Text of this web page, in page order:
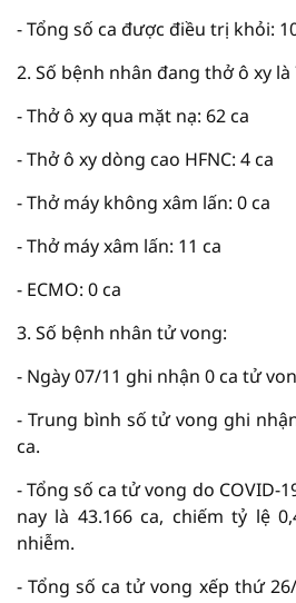
- Tổng số ca được điều trị khỏi:
2. Số bệnh nhân đang thở ô xy
- Thở ô xy qua mặt nạ: 62 ca
- Thở ô xy dòng cao HFNC: 4 ca
- Thở máy không xâm lấn: 0 ca
- Thở máy xâm lấn: 11 ca
- ECMO: 0 ca
3. Số bệnh nhân tử vong:
- Ngày 07/11 ghi nhận 0 ca tử
- Trung bình số tử vong ghi
ca.
- Tổng số ca tử vong do COVID-
nay là 43.166 ca, chiếm tỷ lệ
nhiễm.
- Tổng số ca tử vong xếp thứ